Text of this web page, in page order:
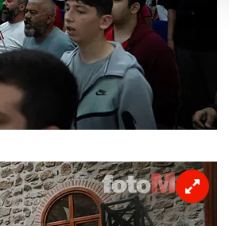
daha işlevsel kılınması ve
sınırlı olarak açık rızanız
vasıtasıyla belirleyebilirsiniz.
ziyaret edebilirsiniz.
uyarınca hazırlanmış Aydınlatma